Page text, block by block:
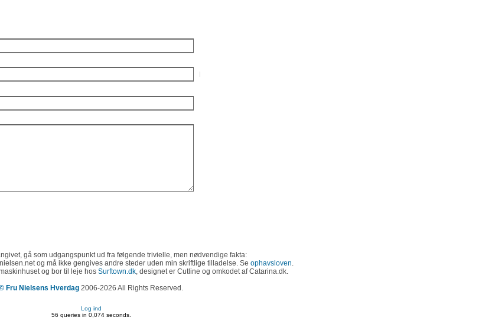
gå som udgangspunkt ud fra følgende trivielle, men nødvendige fakta:
og må ikke gengives andre steder uden min skriftlige tilladelse. Se ophavsloven
og bor til leje hos Surftown.dk, designet er Cutline og omkodet af Catarina.dk.
Fru Nielsens Hverdag 2006-2026 All Rights Reserved.
Log ind
56 queries in 0,074 seconds.